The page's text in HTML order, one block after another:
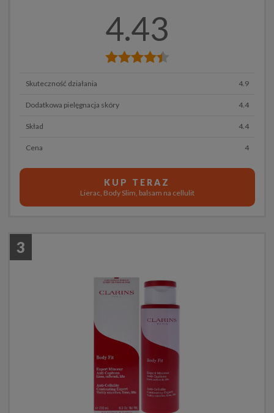
4.43
Skuteczność działania 4.9
Dodatkowa pielęgnacja skóry 4.4
Skład 4.4
Cena 4
KUP TERAZ
Lierac, Body Slim, balsam na cellulit
3